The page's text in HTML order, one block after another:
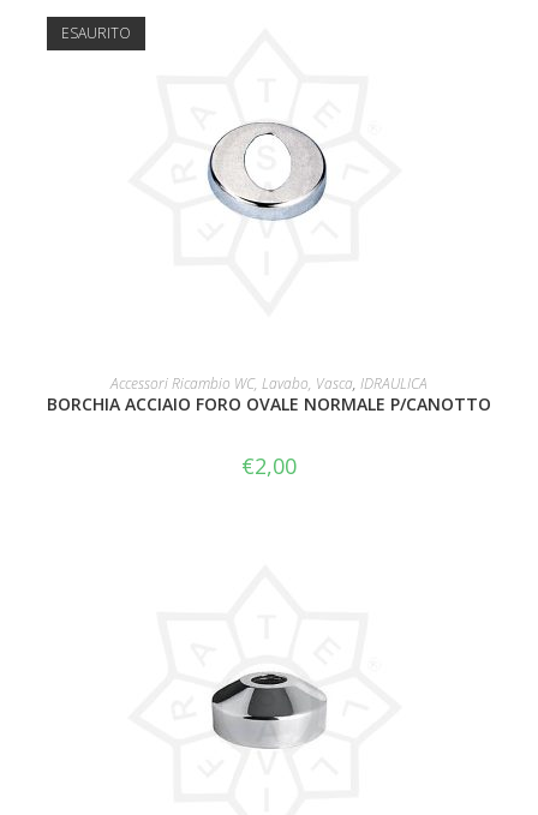
ESAURITO
LEGGI TUTTO
Accessori Ricambio WC, Lavabo, Vasca, IDRAULICA
BORCHIA ACCIAIO FORO OVALE NORMALE P/CANOTTO
€2,00